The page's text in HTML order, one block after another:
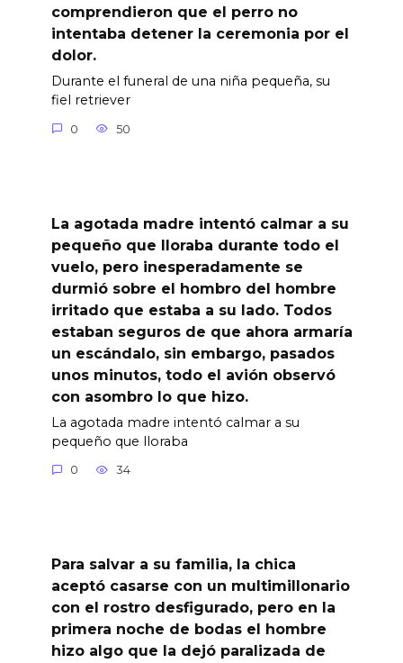
comprendieron que el perro no
intentaba detener la ceremonia por el
dolor.
Durante el funeral de una niña pequeña, su
fiel retriever
0 50
La agotada madre intentó calmar a su
pequeño que lloraba durante todo el
vuelo, pero inesperadamente se
durmió sobre el hombro del hombre
irritado que estaba a su lado. Todos
estaban seguros de que ahora armaría
un escándalo, sin embargo, pasados
unos minutos, todo el avión observó
con asombro lo que hizo.
La agotada madre intentó calmar a su
pequeño que lloraba
0 34
Para salvar a su familia, la chica
aceptó casarse con un multimillonario
con el rostro desfigurado, pero en la
primera noche de bodas el hombre
hizo algo que la dejó paralizada de